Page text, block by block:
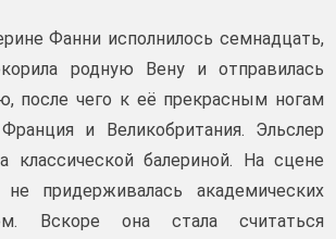
Фанни исполнилось семнадцать,
родную Вену и отправилась
после чего к её прекрасным ногам
и Великобритания. Эльслер
классической балериной. На сцене
придерживалась академических
Вскоре она стала считаться